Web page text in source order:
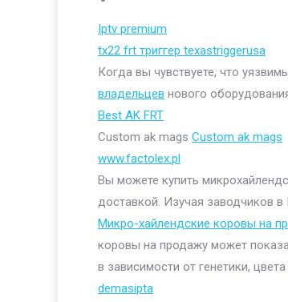
Iptv premium
tx22 frt триггер texastriggerusa
Когда вы чувствуете, что
владельцев нового
Best AK FRT
Custom ak mags Custom ak mags
www.factolex.pl
Вы можете купить
доставкой. Изучая заводчиков
Микро-хайлендские коровы на
коровы на продажу может
в зависимости от генетики, цвета
demasipta